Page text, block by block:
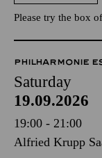
Please try the box
PHILHARMONIE
Saturday
19.09.2026
19:00 - 21:00
Alfried Krupp